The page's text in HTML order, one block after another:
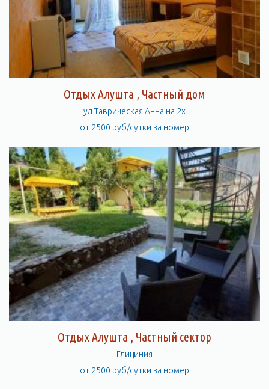
Отдых Алушта , Частный дом
ул Таврическая Анна на 2х
от 2500 руб/сутки за номер
Отдых Алушта , Частный сектор
Глициния
от 2500 руб/сутки за номер